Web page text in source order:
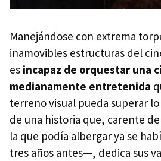
Manejándose con extrema
inamovibles estructuras del
es incapaz de orquestar una
medianamente entretenida
terreno visual pueda superar
de una historia que, carente
la que podía albergar ya se
tres años antes—, dedica sus